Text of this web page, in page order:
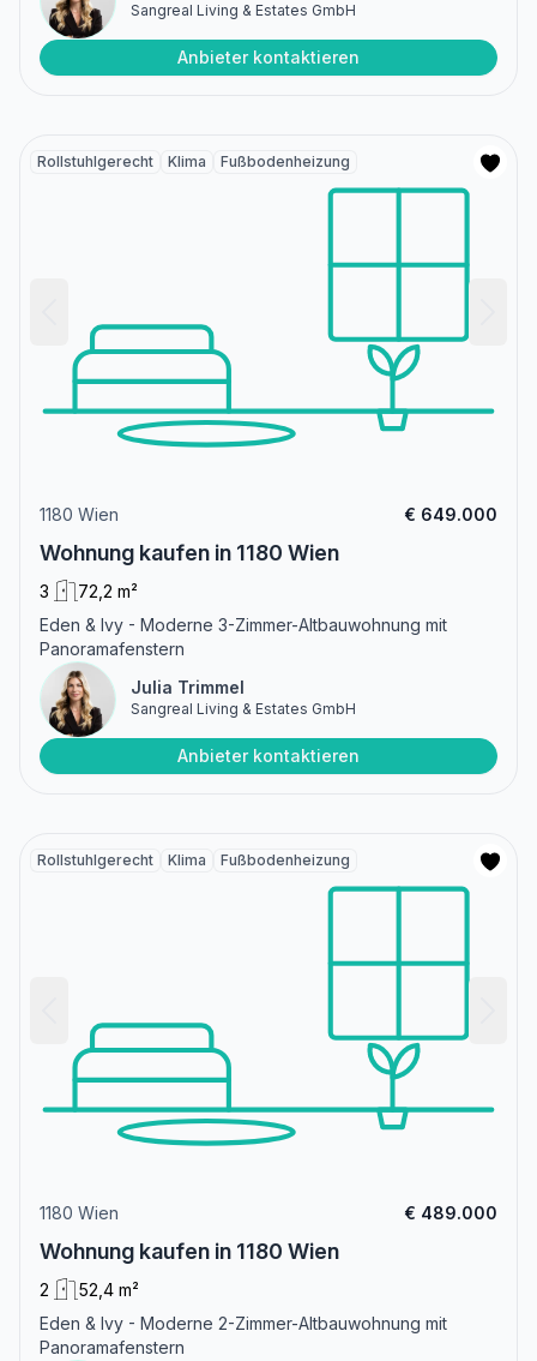
Sangreal Living & Estates GmbH
Anbieter kontaktieren
Rollstuhlgerecht Klima Fußbodenheizung
1180 Wien € 649.000
Wohnung kaufen in 1180 Wien
3
72,2 m²
Eden & Ivy - Moderne 3-Zimmer-Altbauwohnung mit
Panoramafenstern
Julia Trimmel
Sangreal Living & Estates GmbH
Anbieter kontaktieren
Rollstuhlgerecht Klima Fußbodenheizung
1180 Wien € 489.000
Wohnung kaufen in 1180 Wien
2
52,4 m²
Eden & Ivy - Moderne 2-Zimmer-Altbauwohnung mit
Panoramafenstern